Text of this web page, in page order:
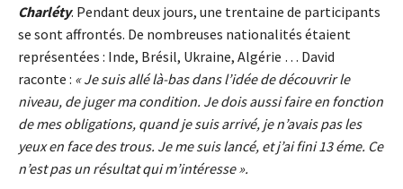
Charléty. Pendant deux jours, une trentaine de participants
se sont affrontés. De nombreuses nationalités étaient
représentées : Inde, Brésil, Ukraine, Algérie … David
raconte : « Je suis allé là-bas dans l’idée de découvrir le
niveau, de juger ma condition. Je dois aussi faire en fonction
de mes obligations, quand je suis arrivé, je n’avais pas les
yeux en face des trous. Je me suis lancé, et j’ai fini 13 éme. Ce
n’est pas un résultat qui m’intéresse ».